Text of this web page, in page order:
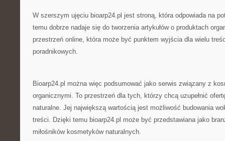
W szerszym ujęciu bioarp24.pl jest stroną, która odpowiada na
temu dobrze nadaje się do tworzenia artykułów o produktach
przestrzeń online, która może być punktem wyjścia dla wielu
poradnikowych.
Bioarp24.pl można więc podsumować jako serwis związany z
organicznymi. To przestrzeń dla tych, którzy chcą uzupełnić
naturalne. Jej największą wartością jest możliwość budowania
treści. Dzięki temu bioarp24.pl może być przedstawiana jako
miłośników kosmetyków naturalnych.